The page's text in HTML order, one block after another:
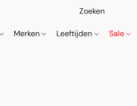
Merken Leeftijden Sale